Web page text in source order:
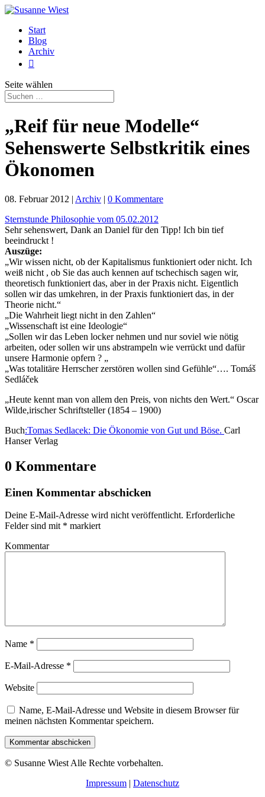
Start
Blog
Archiv

Seite wählen
„Reif für neue Modelle“
Sehenswerte Selbstkritik eines
Ökonomen
08. Februar 2012 | Archiv | 0 Kommentare
Sternstunde Philosophie vom 05.02.2012
Sehr sehenswert, Dank an Daniel für den Tipp! Ich bin tief
beeindruckt !
Auszüge:
„Wir wissen nicht, ob der Kapitalismus funktioniert oder nicht. Ich
weiß nicht , ob Sie das auch kennen auf tschechisch sagen wir,
theoretisch funktioniert das, aber in der Praxis nicht. Eigentlich
sollen wir das umkehren, in der Praxis funktioniert das, in der
Theorie nicht.“
„Die Wahrheit liegt nicht in den Zahlen“
„Wissenschaft ist eine Ideologie“
„Sollen wir das Leben locker nehmen und nur soviel wie nötig
arbeiten, oder sollen wir uns abstrampeln wie verrückt und dafür
unsere Harmonie opfern ? „
„Was totalitäre Herrscher zerstören wollen sind Gefühle“…. Tomáš
Sedláček
„Heute kennt man von allem den Preis, von nichts den Wert.“ Oscar
Wilde,irischer Schriftsteller (1854 – 1900)
Buch:Tomas Sedlacek: Die Ökonomie von Gut und Böse. Carl
Hanser Verlag
0 Kommentare
Einen Kommentar abschicken
Deine E-Mail-Adresse wird nicht veröffentlicht. Erforderliche
Felder sind mit * markiert
Kommentar
Name *
E-Mail-Adresse *
Website
Name, E-Mail-Adresse und Website in diesem Browser für
meinen nächsten Kommentar speichern.
Kommentar abschicken
© Susanne Wiest Alle Rechte vorbehalten.
Impressum | Datenschutz